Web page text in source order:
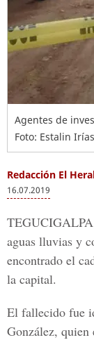
Agentes de
Foto: Estalin
Redacción El
16.07.2019
aguas lluvias y
encontrado el
la capital.
El fallecido fue
González, quien